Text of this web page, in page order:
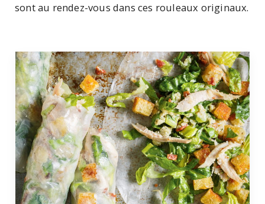
sont au rendez-vous dans ces rouleaux originaux.